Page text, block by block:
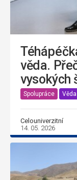
věda.
vysokých
Spolupráce
Celouniverzitní
14. 05. 2026